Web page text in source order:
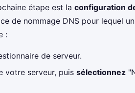
étape est la configuration
de nommage DNS pour lequel
:
de serveur.
votre serveur, puis sélectionnez